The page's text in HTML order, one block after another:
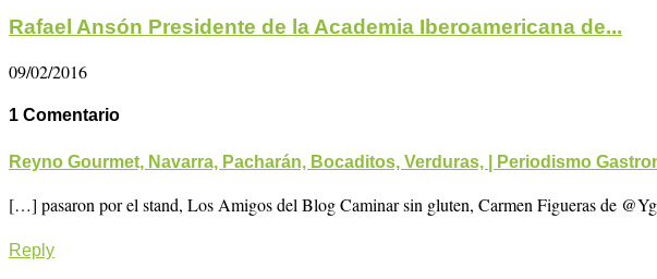
Rafael Ansón Presidente de la Academia Iberoamericana de...
09/02/2016
1 Comentario
Reyno Gourmet, Navarra, Pacharán, Bocaditos, Verduras, | Periodismo
[…] pasaron por el stand, Los Amigos del Blog Caminar sin gluten, Carmen Figueras de
Reply